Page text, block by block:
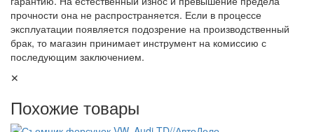
прочности она не распространяется. Если в процессе
эксплуатации появляется подозрение на производственный
брак, то магазин принимает инструмент на комиссию с
последующим заключением.
✕
Похожие товары